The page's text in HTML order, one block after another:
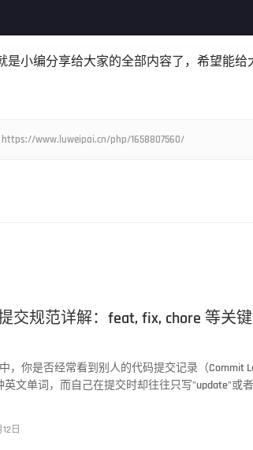
是小编分享给大家的全部内容了，希望能
www.luweipai.cn/php/1658807560/
交规范详解：feat, fix, chore 等关
，你是否经常看到别人的代码提交记录（Commit
英文单词，而自己在提交时却往往只写"update"或者
日